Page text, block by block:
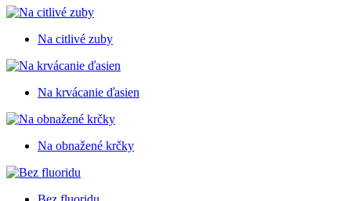
Na citlivé zuby
Na krvácanie ďasien
Na obnažené krčky